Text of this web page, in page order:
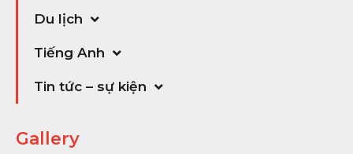
Du lịch
Tiếng Anh
Tin tức – sự kiện
Gallery